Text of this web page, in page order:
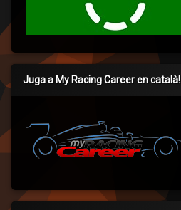
Juga a My Racing Career en català!